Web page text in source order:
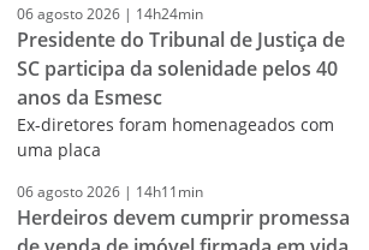
06agosto2026 | 14h24min
Presidente do Tribunal de Justiça de
SC participa da solenidade pelos 40
anos da Esmesc
Ex-diretores foram homenageados com
uma placa
06agosto2026 | 14h11min
Herdeiros devem cumprir promessa